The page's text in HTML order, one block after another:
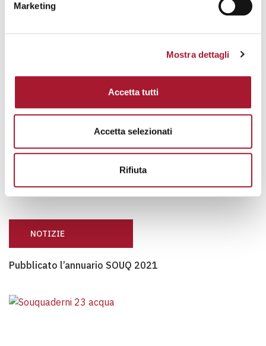
Marketing
Mostra dettagli
Accetta tutti
Accetta selezionati
Rifiuta
NOTIZIE
Pubblicato l’annuario SOUQ 2021